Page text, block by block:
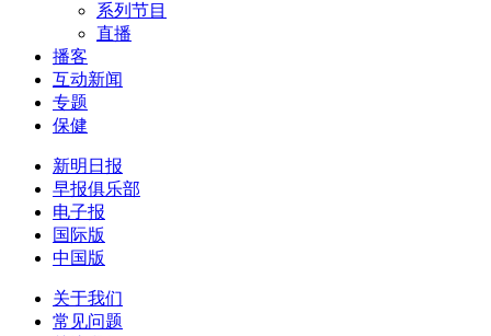
系列节目
直播
播客
互动新闻
专题
保健
新明日报
早报俱乐部
电子报
国际版
中国版
关于我们
常见问题